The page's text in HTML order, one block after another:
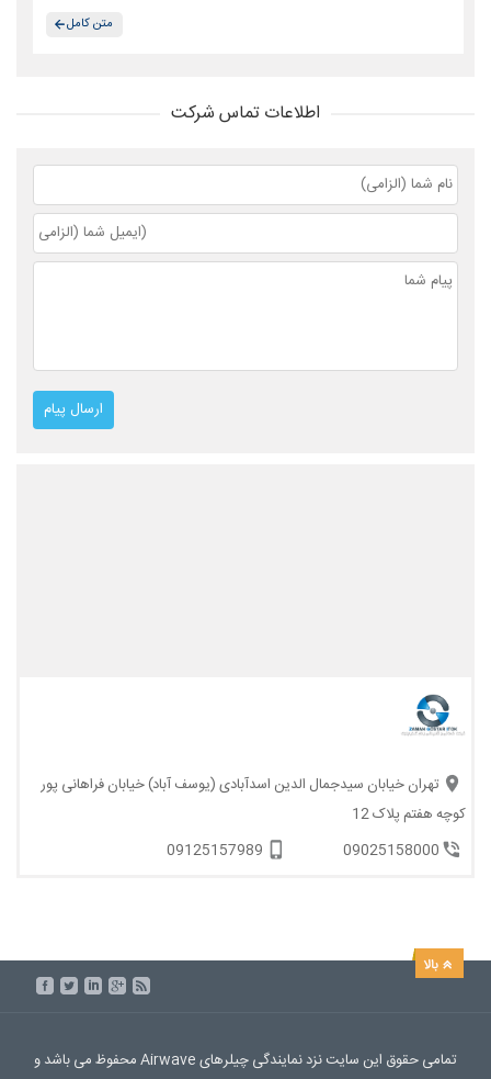
متن کامل
اطلاعات تماس شرکت
تهران خیابان سیدجمال الدین اسدآبادی (یوسف آباد) خیابان فراهانی پور
کوچه هفتم پلاک 12
09025158000
09125157989
تمامی حقوق این سایت نزد نمایندگی چیلرهای Airwave محفوظ می باشد و